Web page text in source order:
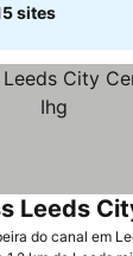
sites
do canal em